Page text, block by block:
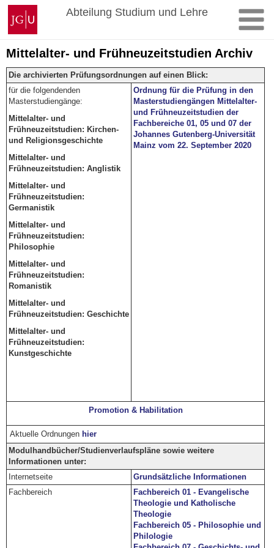
Zum
Inhalt
springen
Johannes
Gutenberg-
Universität
Mainz
Abteilung Studium und Lehre
Mittelalter- und Frühneuzeitstudien Archiv
Die archivierten Prüfungsordnungen auf einen Blick:
für die folgendenden
Masterstudiengänge:
Mittelalter- und
Frühneuzeitstudien: Kirchen-
und Religionsgeschichte
Mittelalter- und
Frühneuzeitstudien: Anglistik
Mittelalter- und
Frühneuzeitstudien:
Germanistik
Mittelalter- und
Frühneuzeitstudien:
Philosophie
Mittelalter- und
Frühneuzeitstudien:
Romanistik
Mittelalter- und
Frühneuzeitstudien: Geschichte
Mittelalter- und
Frühneuzeitstudien:
Kunstgeschichte
Ordnung für die Prüfung in den
Masterstudiengängen Mittelalter-
und Frühneuzeitstudien der
Fachbereiche 01, 05 und 07 der
Johannes Gutenberg-Universität
Mainz vom 22. September 2020
Promotion & Habilitation
Aktuelle Ordnungen hier
Modulhandbücher/Studienverlaufspläne sowie weitere
Informationen unter:
Internetseite
Grundsätzliche Informationen
Fachbereich
Fachbereich 01 - Evangelische
Theologie und Katholische
Theologie
Fachbereich 05 - Philosophie und
Philologie